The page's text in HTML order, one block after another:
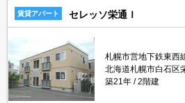
賃貸アパート セレッソ栄通Ｉ
札幌市営地下鉄東西
北海道札幌市白石区
築21年
2階建